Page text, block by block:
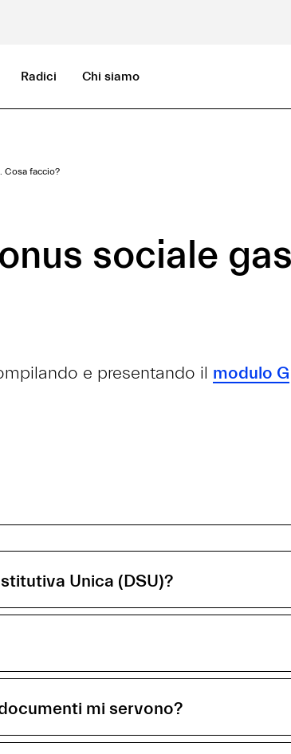
Radici Chi siamo
Cosa faccio?
sociale
e presentando il modulo G
Unica (DSU)?
mi servono?